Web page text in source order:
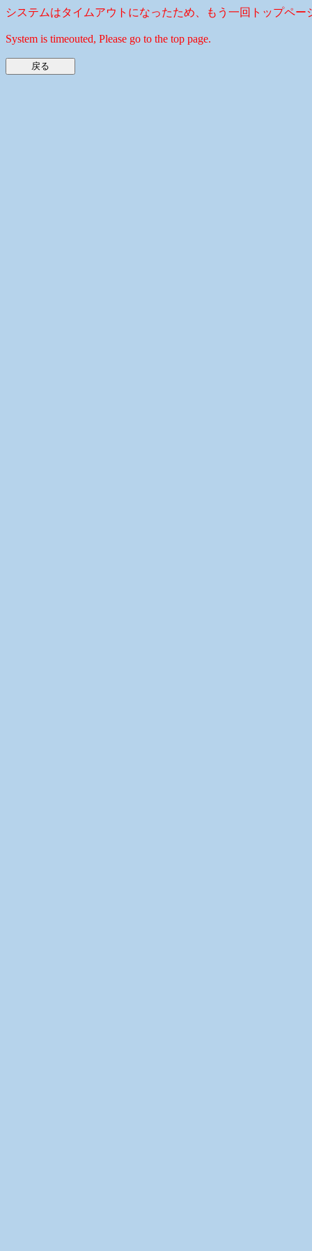
システムはタイムアウトになったため、もう一回トップペー
System is timeouted, Please go to the top page.